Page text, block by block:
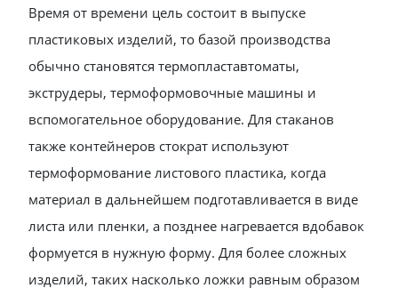
Время от времени цель состоит в выпуске
пластиковых изделий, то базой производства
обычно становятся термопластавтоматы,
экструдеры, термоформовочные машины и
вспомогательное оборудование. Для стаканов
также контейнеров стократ используют
термоформование листового пластика, когда
материал в дальнейшем подготавливается в виде
листа или пленки, а позднее нагревается вдобавок
формуется в нужную форму. Для более сложных
изделий, таких насколько ложки равным образом